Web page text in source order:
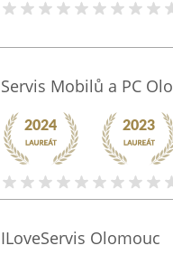
Servis Mobilů a PC
ILoveServis Olomouc